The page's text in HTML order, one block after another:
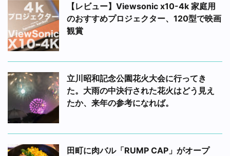
【レビュー】Viewsonic x10-4k 家庭用
のおすすめプロジェクター、120型で映画
観賞
立川昭和記念公園花火大会に行ってき
た。大雨の中決行された花火はどう見え
たか、来年の参考になれば。
田町に肉バル「RUMP CAP」がオープ